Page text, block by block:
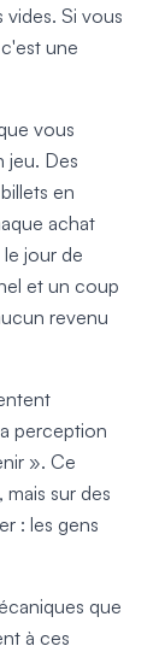
Si vous
une
vous
jeu. Des
en
achat
jour de
et un coup
revenu
perception
». Ce
sur des
: les gens
que
à ces